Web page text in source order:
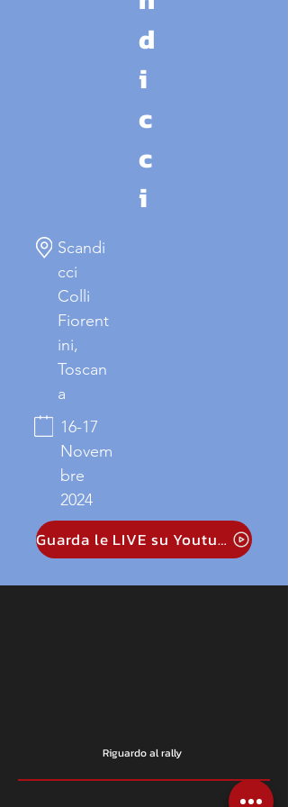
d
i
c
c
i
Scandi
cci
Colli
Fiorent
ini,
Toscan
a
16-17
Novem
bre
2024
Guarda le LIVE su Youtube
Riguardo al rally